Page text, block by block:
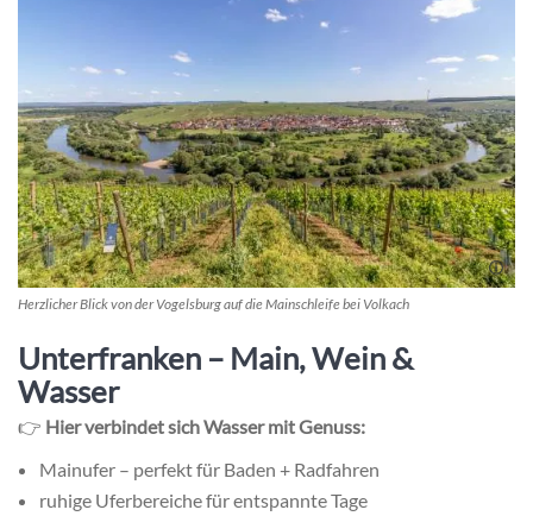
Herzlicher Blick von der Vogelsburg auf die Mainschleife bei Volkach
Unterfranken – Main, Wein &
Wasser
👉 Hier verbindet sich Wasser mit Genuss:
Mainufer – perfekt für Baden + Radfahren
ruhige Uferbereiche für entspannte Tage